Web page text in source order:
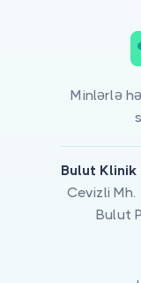
Minlərlə
Bulut Klinik
Cevizli Mh.
Bulut